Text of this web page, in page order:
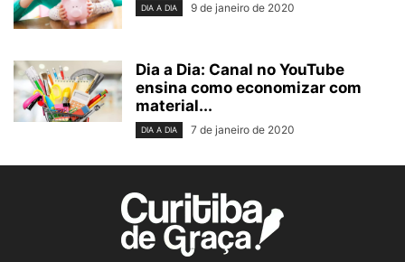
DIA A DIA 9 de janeiro de 2020
Dia a Dia: Canal no YouTube
ensina como economizar com
material...
DIA A DIA 7 de janeiro de 2020